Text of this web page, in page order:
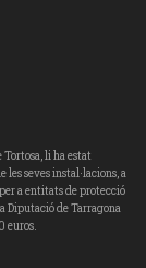
Tortosa, li ha estat
seves instal·lacions, a
a entitats de protecció
Diputació de Tarragona
euros.